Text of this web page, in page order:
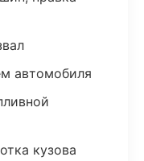
автомобиля
кузова